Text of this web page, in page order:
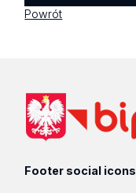
Powrót
Footer social icons